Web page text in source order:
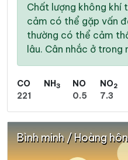
Chất lượng không khí
cảm có thể gặp vấn
thường có thể cảm
lâu. Cân nhắc ở trong
CO
221
NH3
NO
0.5
NO2
7.3
Bình minh / Hoàng hôn